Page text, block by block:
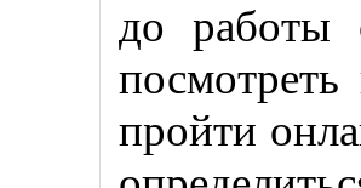
до работы
пройти